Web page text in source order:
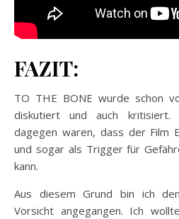
FAZIT:
TO THE BONE wurde schon
diskutiert und auch kritisiert.
dagegen waren, dass der Film
und sogar als Trigger für
kann.
Aus diesem Grund bin ich
Vorsicht angegangen. Ich